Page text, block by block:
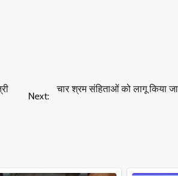
Next:
चार श्रम संहिताओं को लागू किया